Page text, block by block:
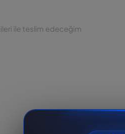
ile teslim edeceğim